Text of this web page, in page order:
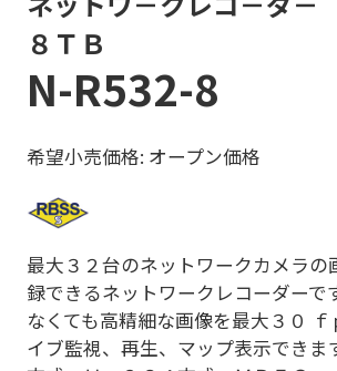
８ＴＢ
N-R532-8
希望小売価格: オープン価格
最大３２台のネットワークカメラの
録できるネットワークレコーダーで
なくても高精細な画像を最大３０
イブ監視、再生、マップ表示できま